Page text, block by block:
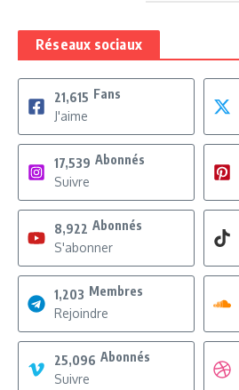
Réseaux sociaux
21,615 Fans
J'aime
17,539 Abonnés
Suivre
8,922 Abonnés
S'abonner
1,203 Membres
Rejoindre
25,096 Abonnés
Suivre